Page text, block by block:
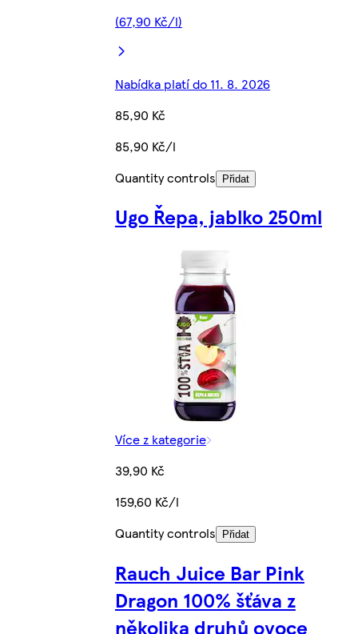
(67,90 Kč/l)
Nabídka platí do 11. 8. 2026
85,90 Kč
85,90 Kč/l
Quantity controls
Přidat
Ugo Řepa, jablko 250ml
Více z kategorie
39,90 Kč
159,60 Kč/l
Quantity controls
Přidat
Rauch Juice Bar Pink
Dragon 100% šťáva z
několika druhů ovoce